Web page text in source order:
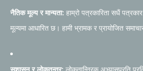
नैतिक मूल्य र मान्यता: हाम्रो पत्रकारिता सधैं
मूल्यमा आधारित छ। हामी भ्रामक र प्रायोजित